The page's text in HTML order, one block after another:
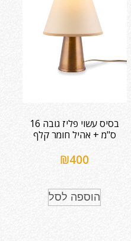
בסיס עשוי פליז גובה 16
ס"מ + אהיל חומר קלף
₪400
הוספה לסל